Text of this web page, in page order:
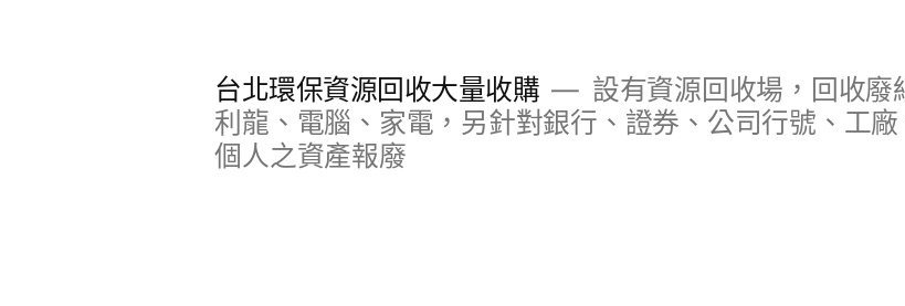
台北環保資源回收大量收購
設有資源回收場，回收
利龍、電腦、家電，另針對銀行、證券、公司行號、工
個人之資產報廢